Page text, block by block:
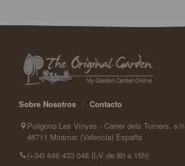
Sobre Nosotros
Contacto
Poligono Les Vinyes - Carrer dels Torners, s/n
46711 Miramar (Valencia) España
(+34) 646 433 048 (L-V de 8h a 15h)